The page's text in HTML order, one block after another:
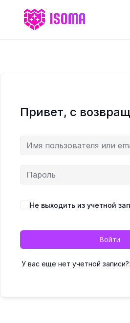
Привет, с
Не выходить из учетной
Войти
У вас еще нет учетной записи?